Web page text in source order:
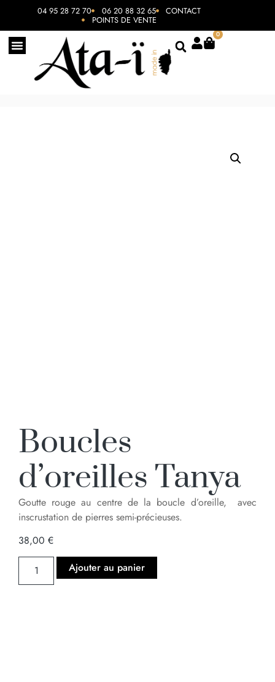
04 95 28 72 70 06 20 88 32 65 CONTACT
POINTS DE VENTE
0
Boucles
d’oreilles Tanya
Goutte rouge au centre de la boucle d’oreille, avec
inscrustation de pierres semi-précieuses.
38,00 €
Ajouter au panier